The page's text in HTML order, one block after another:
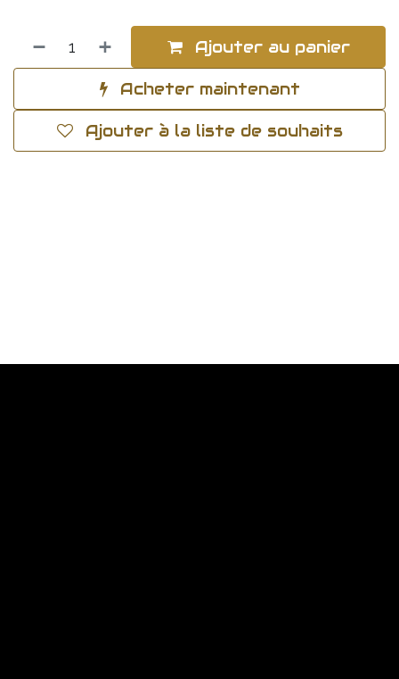
Ajouter au panier
Acheter maintenant
Ajouter à la liste de souhaits